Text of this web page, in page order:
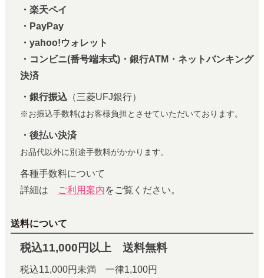
・楽天ペイ
・PayPay
・yahoo!ウォレット
・コンビニ(番号端末式)・銀行ATM・ネットバンキング
決済
・銀行振込（三菱UFJ銀行）
※お振込手数料はお客様負担とさせていただいております。
・後払い決済
お品代以外に別途手数料がかかります。
各種手数料について
詳細は
ご利用案内をご覧ください。
送料について
税込11,000円以上 送料無料
税込11,000円未満 一律1,100円